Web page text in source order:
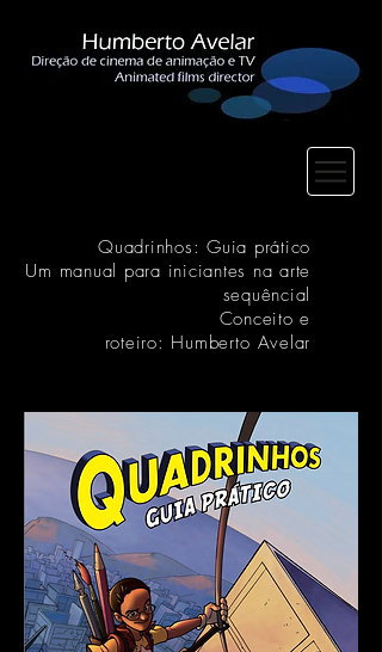
Quadrinhos: Guia prático
Um manual para iniciantes na arte
sequêncial
Conceito e
roteiro: Humberto Avelar